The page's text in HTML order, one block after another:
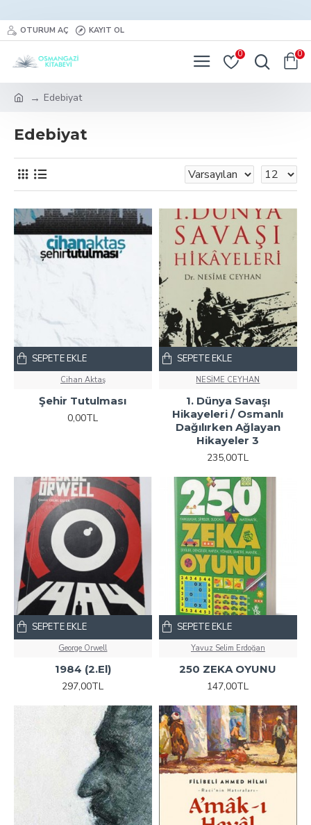
OTURUM AÇ KAYIT OL
0 0
Edebiyat
Edebiyat
Cihan Aktaş
Şehir Tutulması
0,00TL
SEPETE EKLE
NESİME CEYHAN
1. Dünya Savaşı
Hikayeleri / Osmanlı
Dağılırken Ağlayan
Hikayeler 3
235,00TL
SEPETE EKLE
George Orwell
1984 (2.El)
297,00TL
SEPETE EKLE
Yavuz Selim Erdoğan
250 ZEKA OYUNU
147,00TL
SEPETE EKLE